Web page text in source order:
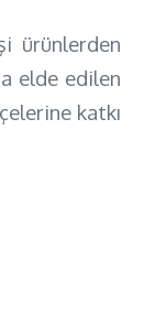
ürünlerden
elde edilen
katkı